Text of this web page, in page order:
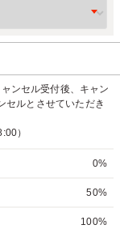
ンセル受付後、キャン
セルとさせていただき
）
0%
50%
100%